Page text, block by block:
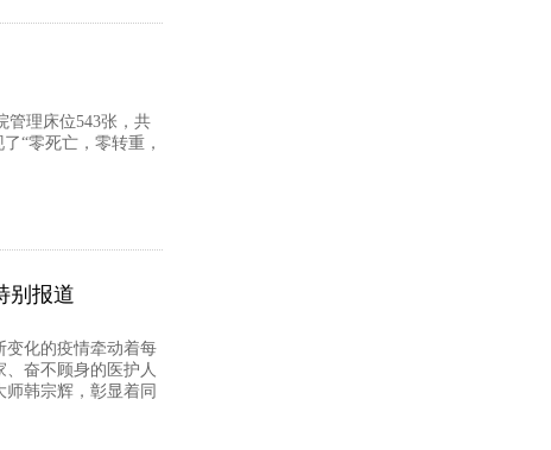
管理床位543张，共
“零死亡，零转重，
别报道
变化的疫情牵动着每
奋不顾身的医护人
韩宗辉，彰显着同